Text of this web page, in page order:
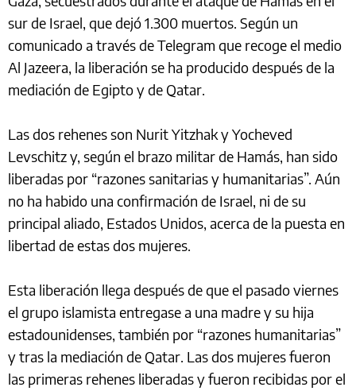
sur de Israel, que dejó 1.300 muertos. Según un
comunicado a través de Telegram que recoge el medio
Al Jazeera, la liberación se ha producido después de la
mediación de Egipto y de Qatar.
Las dos rehenes son Nurit Yitzhak y Yocheved
Levschitz y, según el brazo militar de Hamás, han sido
liberadas por “razones sanitarias y humanitarias”. Aún
no ha habido una confirmación de Israel, ni de su
principal aliado, Estados Unidos, acerca de la puesta en
libertad de estas dos mujeres.
Esta liberación llega después de que el pasado viernes
el grupo islamista entregase a una madre y su hija
estadounidenses, también por “razones humanitarias”
y tras la mediación de Qatar. Las dos mujeres fueron
las primeras rehenes liberadas y fueron recibidas por el